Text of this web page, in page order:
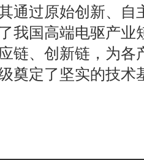
通过原始创新、自
我国高端电驱产业
链、创新链，为各
奠定了坚实的技术